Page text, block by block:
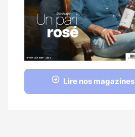
Lire nos magazines